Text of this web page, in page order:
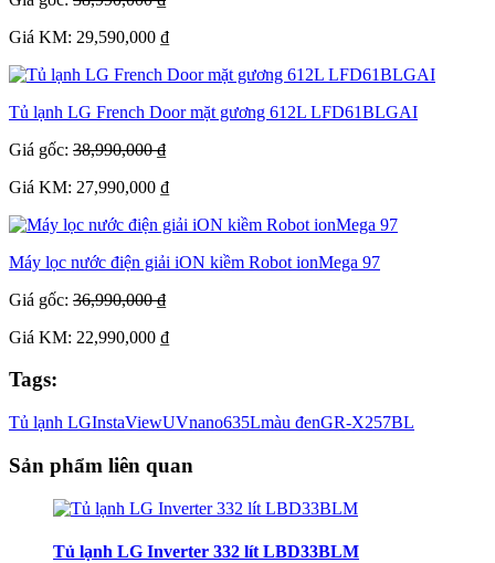
Giá KM: 29,590,000 ₫
Tủ lạnh LG French Door mặt gương 612L LFD61BLGAI
Giá gốc: 38,990,000 ₫
Giá KM: 27,990,000 ₫
Máy lọc nước điện giải iON kiềm Robot ionMega 97
Giá gốc: 36,990,000 ₫
Giá KM: 22,990,000 ₫
Tags:
Tủ lạnh LGInstaViewUVnano635Lmàu đenGR-X257BL
Sản phẩm liên quan
Tủ lạnh LG Inverter 332 lít LBD33BLM